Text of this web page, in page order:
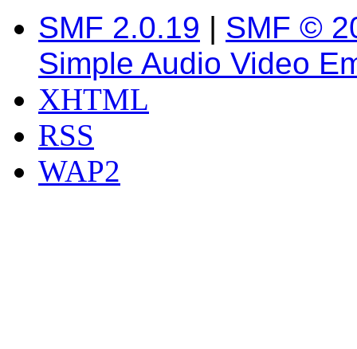
SMF 2.0.19 | SMF ©
Simple Audio Video
XHTML
RSS
WAP2